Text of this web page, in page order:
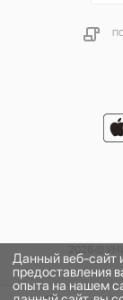
Данный веб-сайт
предоставления
опыта на нашем